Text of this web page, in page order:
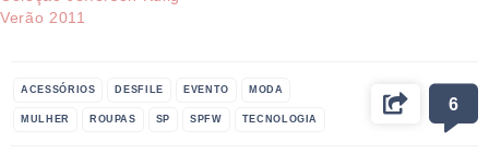
Verão 2011
ACESSÓRIOS DESFILE EVENTO MODA
MULHER ROUPAS SP SPFW TECNOLOGIA
6